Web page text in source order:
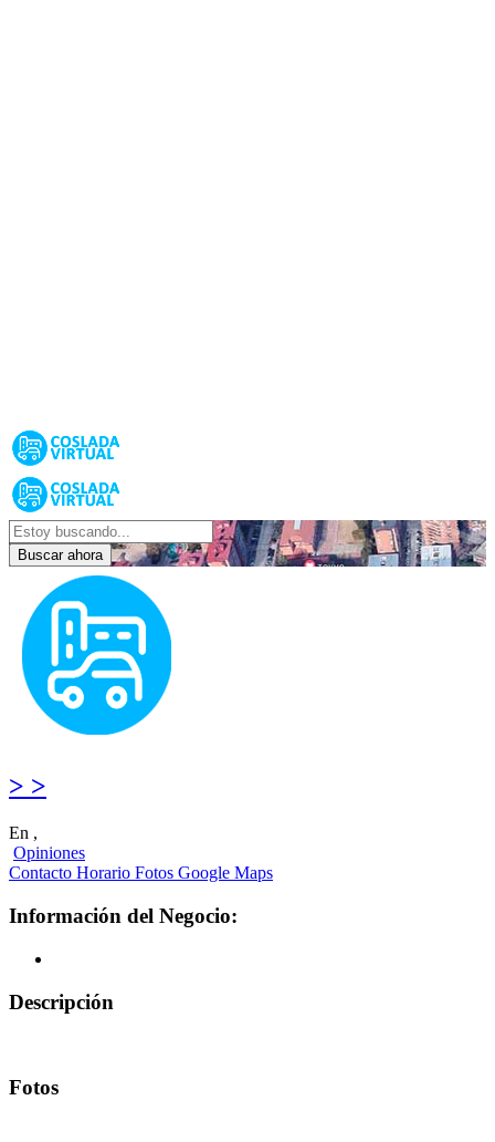
Buscar ahora
> >
En ,
Opiniones
Contacto Horario Fotos Google Maps
Información del Negocio:
Descripción
Fotos